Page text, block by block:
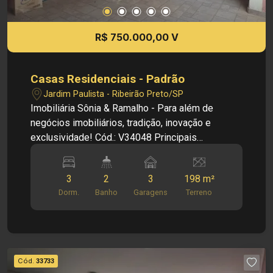
R$ 750.000,00 V
Casas Residenciais - Padrão
Jardim Paulista - Ribeirão Preto/SP
Imobiliária Sônia & Ramalho - Para além de
negócios imobiliários, tradição, inovação e
exclusividade! Cód.: V34048 Principais
Banheiro social - 3 dormitórios com armários -
Cozinha ampla - Roupeiro - Área de serviço - 3
vagas de garagem Informações bônus: - Ótima
localização - Bom ponto para comércio
750.000,00 Obs.: a imobiliária se reserva o direito
de alterar qualquer informação referente a
3
Dorm.
2
Banho
3
Garagens
198 m²
Terreno
Cód. 33733